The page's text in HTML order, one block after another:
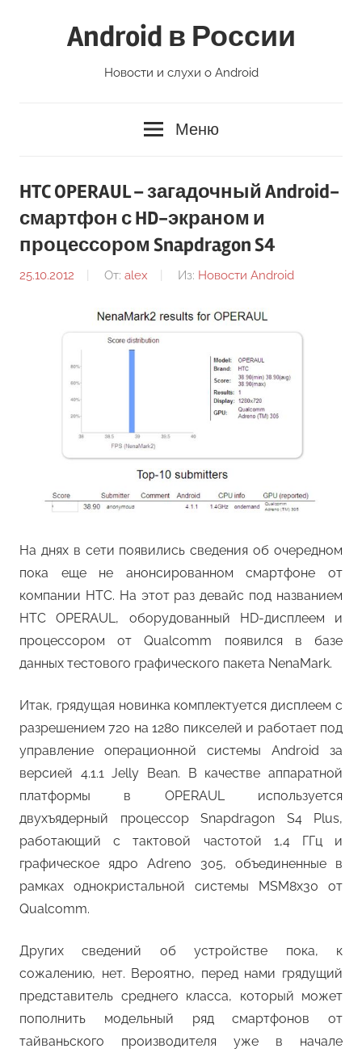
Android в России
Новости и слухи о Android
Меню
HTC OPERAUL – загадочный Android-
смартфон с HD-экраном и
процессором Snapdragon S4
25.10.2012 От: alex Из: Новости Android
На днях в сети появились сведения об очередном
пока еще не анонсированном смартфоне от
компании HTC. На этот раз девайс под названием
HTC OPERAUL, оборудованный HD-дисплеем и
процессором от Qualcomm появился в базе
данных тестового графического пакета NenaMark.
Итак, грядущая новинка комплектуется дисплеем с
разрешением 720 на 1280 пикселей и работает под
управление операционной системы Android за
версией 4.1.1 Jelly Bean. В качестве аппаратной
платформы в OPERAUL используется
двухъядерный процессор Snapdragon S4 Plus,
работающий с тактовой частотой 1,4 ГГц и
графическое ядро Adreno 305, объединенные в
рамках однокристальной системы MSM8x30 от
Qualcomm.
Других сведений об устройстве пока, к
сожалению, нет. Вероятно, перед нами грядущий
представитель среднего класса, который может
пополнить модельный ряд смартфонов от
тайваньского производителя уже в начале